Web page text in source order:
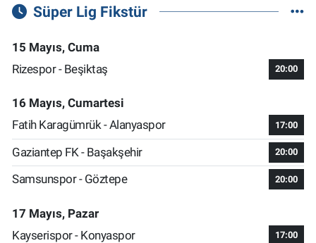
Süper Lig Fikstür
15 Mayıs, Cuma
Rizespor - Beşiktaş
20:00
16 Mayıs, Cumartesi
Fatih Karagümrük - Alanyaspor
17:00
Gaziantep FK - Başakşehir 20:00
Samsunspor - Göztepe 20:00
17 Mayıs, Pazar
Kayserispor - Konyaspor
17:00